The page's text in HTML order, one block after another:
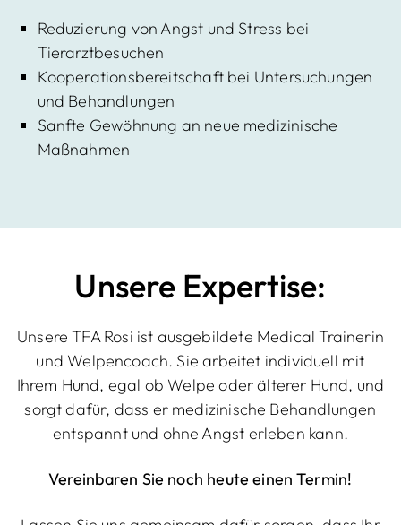
Reduzierung von Angst und Stress bei
Tierarztbesuchen
Kooperationsbereitschaft bei Untersuchungen
und Behandlungen
Sanfte Gewöhnung an neue medizinische
Maßnahmen
Unsere Expertise:
Unsere TFA Rosi ist ausgebildete Medical Trainerin
und Welpencoach. Sie arbeitet individuell mit
Ihrem Hund, egal ob Welpe oder älterer Hund, und
sorgt dafür, dass er medizinische Behandlungen
entspannt und ohne Angst erleben kann.
Vereinbaren Sie noch heute einen Termin!